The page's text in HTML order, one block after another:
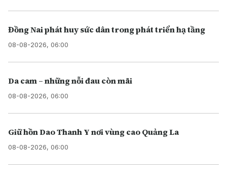
Đồng Nai phát huy sức dân trong phát triển hạ tầng
08-08-2026, 06:00
Da cam – những nỗi đau còn mãi
08-08-2026, 06:00
Giữ hồn Dao Thanh Y nơi vùng cao Quảng La
08-08-2026, 06:00